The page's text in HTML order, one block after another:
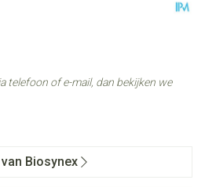
telefoon of e-mail, dan bekijken we
Biosynex